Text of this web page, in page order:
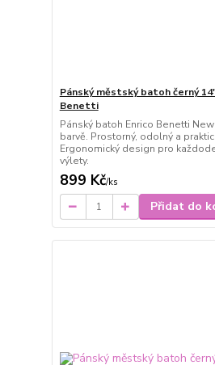
Pánský městský batoh černý
Benetti
Pánský batoh Enrico Benetti
barvě. Prostorný, odolný a
Ergonomický design pro
výlety.
899 Kč/ks
Přidat do